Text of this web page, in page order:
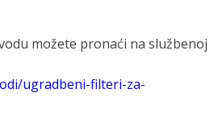
možete pronaći na službenoj
ugradbeni-filteri-za-